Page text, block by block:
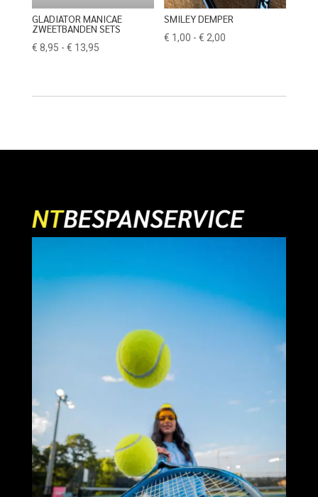
GLADIATOR MANICAE
ZWEETBANDEN SETS
€ 8,95 - € 13,95Prijsklasse:
SMILEY DEMPER
€ 1,00 - € 2,00